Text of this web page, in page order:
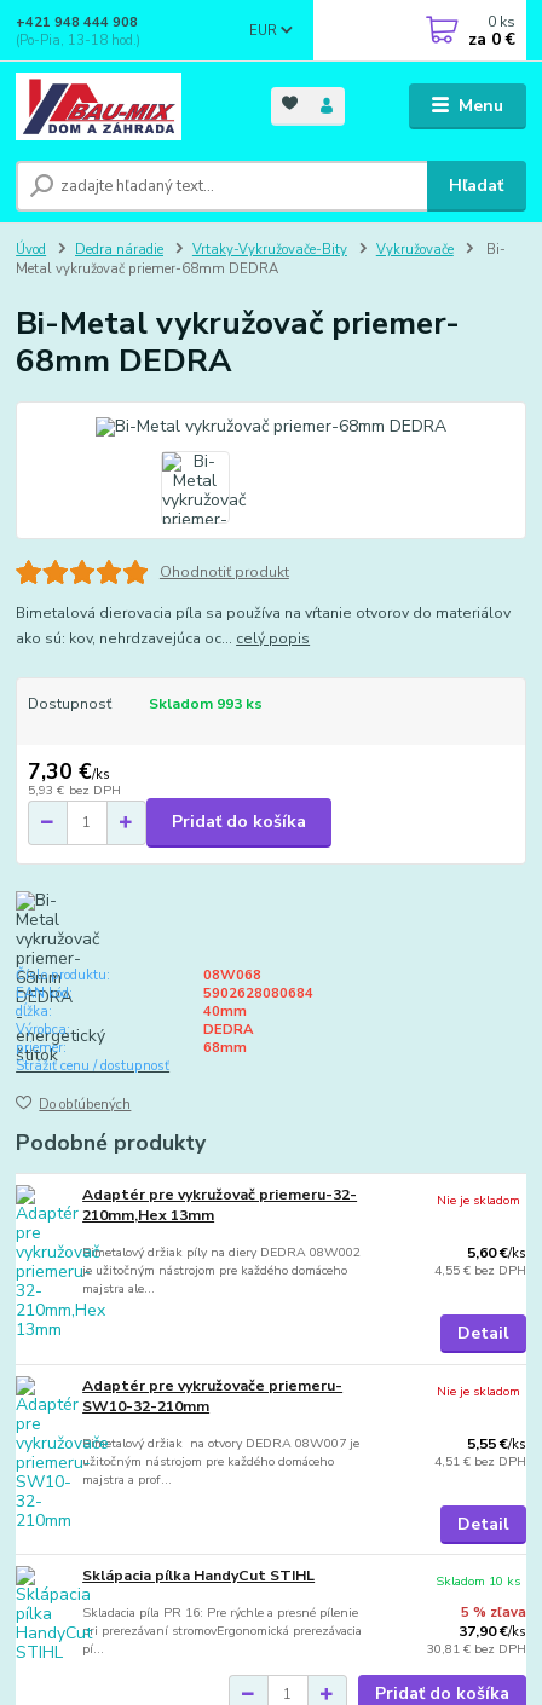
Menu
EUR
Hľadať
+421 948 444 908
(Po-Pia, 13-18 hod.)
0 ks
za 0 €
Úvod Dedra náradie Vrtaky-Vykružovače-Bity Vykružovače
Bi-
Metal vykružovač priemer-68mm DEDRA
Bi-Metal vykružovač priemer-
68mm DEDRA
Ohodnotiť produkt
Bimetalová dierovacia píla sa používa na vŕtanie otvorov do materiálov
ako sú: kov, nehrdzavejúca oc... celý popis
Dostupnosť Skladom 993 ks
7,30 €/ks
5,93 € bez DPH
Pridať do košíka
Číslo produktu:
08W068
EAN kód:
5902628080684
dĺžka:
40mm
Výrobca:
DEDRA
priemer:
68mm
Strážiť cenu / dostupnosť
Do obľúbených
Podobné produkty
Adaptér pre vykružovač priemeru-32-
210mm,Hex 13mm
Bimetalový držiak píly na diery DEDRA 08W002
je užitočným nástrojom pre každého domáceho
majstra ale...
5,60 €/ks
4,55 € bez DPH
Nie je skladom
Detail
Adaptér pre vykružovače priemeru-
SW10-32-210mm
Bimetalový držiak na otvory DEDRA 08W007 je
užitočným nástrojom pre každého domáceho
majstra a prof...
5,55 €/ks
4,51 € bez DPH
Nie je skladom
Detail
Sklápacia pílka HandyCut STIHL
Skladacia píla PR 16: Pre rýchle a presné pílenie
pri prerezávaní stromovErgonomická prerezávacia
pí...
5 % zľava
37,90 €/ks
30,81 € bez DPH
Skladom 10 ks
Pridať do košíka